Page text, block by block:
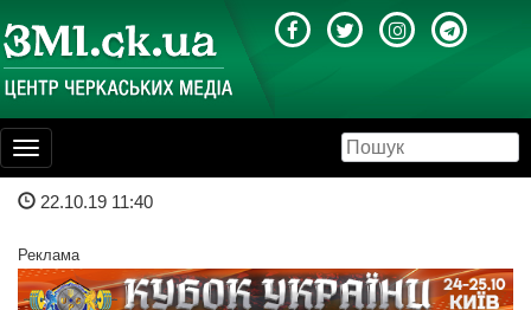
Toggle
navigation
22.10.19 11:40
Реклама